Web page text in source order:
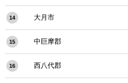
14 大月市
15 中巨摩郡
16 西八代郡